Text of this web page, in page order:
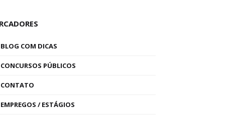
BLOG COM DICAS
CONCURSOS PÚBLICOS
CONTATO
EMPREGOS / ESTÁGIOS